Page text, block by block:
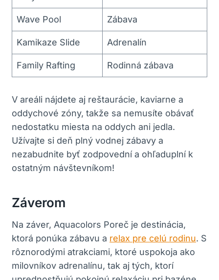
Wave Pool Zábava
Kamikaze Slide Adrenalín
Family Rafting Rodinná zábava
V areáli nájdete aj reštaurácie, kaviarne a
oddychové zóny, takže sa nemusíte obávať
nedostatku miesta na oddych ani jedla.
Užívajte si deň plný vodnej zábavy a
nezabudnite byť zodpovední a ohľaduplní k
ostatným návštevníkom!
Záverom
Na záver, Aquacolors Poreč je destinácia,
ktorá ponúka zábavu a relax pre celú rodinu. S
rôznorodými atrakciami, ktoré uspokoja ako
milovníkov adrenalínu, tak aj tých, ktorí